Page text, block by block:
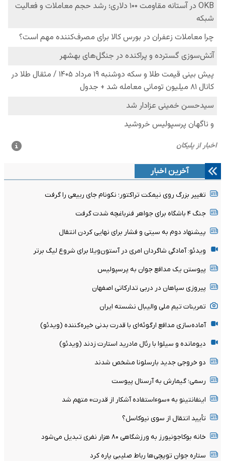
آخرین اخبار
تغییر بزرگ روی نیمکت تراکتور؛ نکونام جای ربیعی را گرفت
جنگ ۴ باشگاه برای جواهر فنرباغچه شدت گرفت
پیشنهاد دوم به سیتی و فشار برای نهایی کردن انتقال
ویدئو: آمادگی شاگردان امری در آستون‌ویلا برای شروع لیگ برتر
پیوستن یک مدافع جوان به پرسپولیس
پیروزی سپاهان در دربی تدارکاتی اصفهان
تمرینات تیم ملی والیبال نشسته ایران
آماده‌سازی مدافع ارگوئه‌ای با قدرت بدنی خیره‌کننده (ویدئو)
دیومانده و سیلوا با رئال مادرید استارت زدند (ویدئو)
دو خروجی جدید بارسلونا مشخص شدند
رسمی؛ گیمارش به آرسنال پیوست
اینفانتینو به «سوءاستفاده آشکار از قدرت» متهم شد
تأیید انتقال از سوی نیوکاسل؟
خانه بوکاجونیورز به ورزشگاهی ۸۰ هزار نفری تبدیل می‌شود
ستاره جوان توپچی‌ها رباط صلیبی پاره کرد